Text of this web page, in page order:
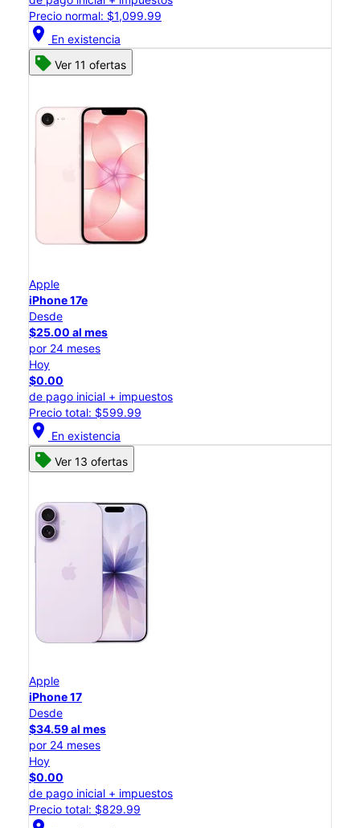
Precio normal: $1,099.99
location_on En existencia
Ver 11 ofertas
Apple
iPhone 17e
Desde
$25.00 al mes
por 24 meses
Hoy
$0.00
de pago inicial + impuestos
Precio total: $599.99
location_on En existencia
Ver 13 ofertas
Apple
iPhone 17
Desde
$34.59 al mes
por 24 meses
Hoy
$0.00
de pago inicial + impuestos
Precio total: $829.99